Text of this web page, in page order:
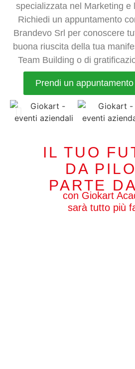
specializzata nel Marketing e
Richiedi un appuntamento
Brandevo Srl per conoscere
buona riuscita della tua
Team Building o di
Prendi un
IL TUO
DA
PARTE
con Giokart
sarà tutto più